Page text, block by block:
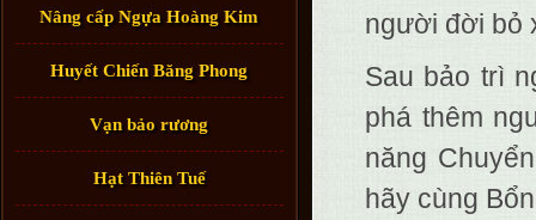
Nâng cấp Ngựa Hoàng Kim
Huyết Chiến Băng Phong
Vạn bảo rương
Hạt Thiên Tuế
người đời bỏ
Sau bảo trì
phá thêm
năng
hãy cùng